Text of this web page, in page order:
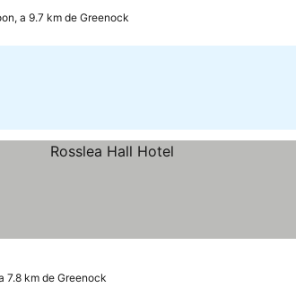
a 9.7 km de Greenock
7.8 km de Greenock